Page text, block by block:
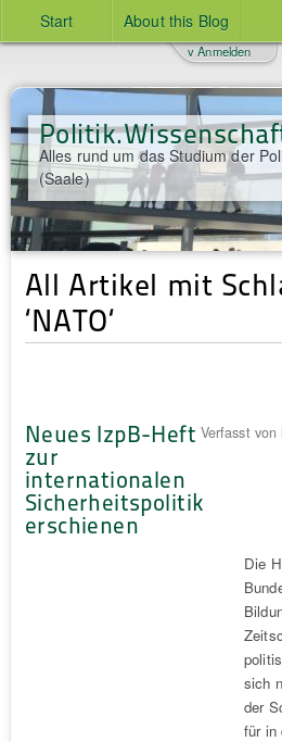
Start About this Blog
Alles rund um das Studium der
(Saale)
v Anmelden
All Artikel mit
‘NATO‘
Neues IzpB-Heft
zur
internationalen
Sicherheitspolitik
erschienen
Verfasst von
Die
sich
der
für in